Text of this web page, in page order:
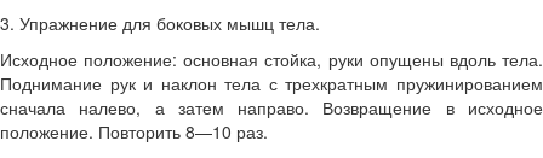
3. Упражнение для боковых мышц тела.
Исходное положение: основная стойка, руки опущены вдоль тела.
Поднимание рук и наклон тела с трехкратным пружинированием
сначала налево, а затем направо. Возвращение в исходное
положение. Повторить 8—10 раз.